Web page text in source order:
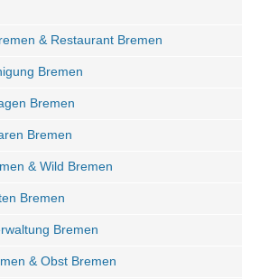
& Restaurant Bremen
Bremen
Bremen
Bremen
& Wild Bremen
Bremen
Bremen
& Obst Bremen